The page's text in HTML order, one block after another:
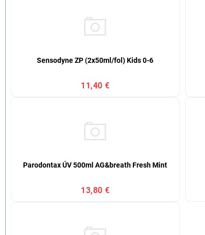
Sensodyne ZP (2x50ml/fol) Kids 0-6
11,40 €
Parodontax ÚV 500ml AG&breath Fresh Mint
13,80 €